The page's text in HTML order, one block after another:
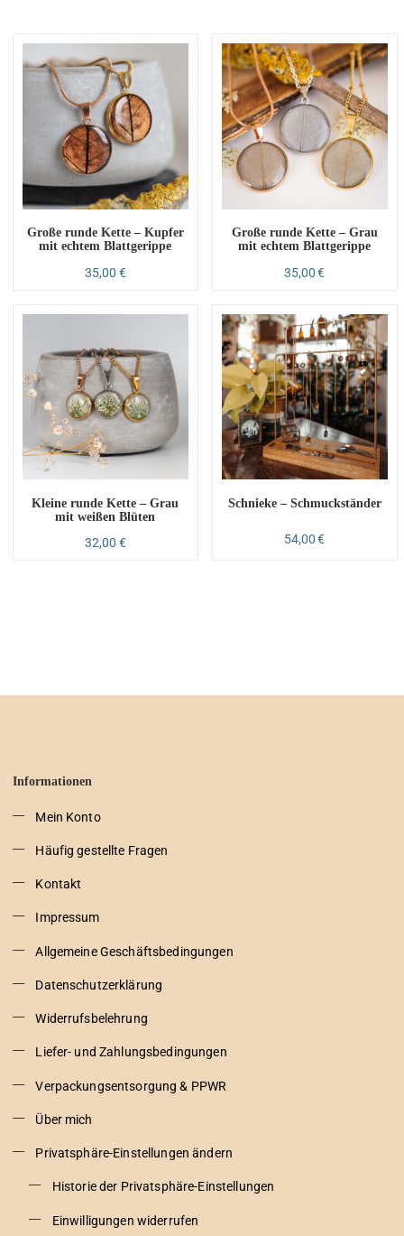
Große runde Kette – Kupfer
mit echtem Blattgerippe
35,00 €
Große runde Kette – Grau
mit echtem Blattgerippe
35,00€
Kleine runde Kette – Grau
mit weißen Blüten
32,00 €
Schnieke – Schmuckständer
54,00€
Informationen
Mein Konto
Häufig gestellte Fragen
Kontakt
Impressum
Allgemeine Geschäftsbedingungen
Datenschutzerklärung
Widerrufsbelehrung
Liefer- und Zahlungsbedingungen
Verpackungsentsorgung & PPWR
Über mich
Privatsphäre-Einstellungen ändern
Historie der Privatsphäre-Einstellungen
Einwilligungen widerrufen